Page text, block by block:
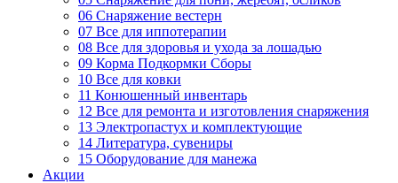
06 Снаряжение вестерн
07 Все для иппотерапии
08 Все для здоровья и ухода за лошадью
09 Корма Подкормки Сборы
10 Все для ковки
11 Конюшенный инвентарь
12 Все для ремонта и изготовления снаряжения
13 Электропастух и комплектующие
14 Литература, сувениры
15 Оборудование для манежа
Акции